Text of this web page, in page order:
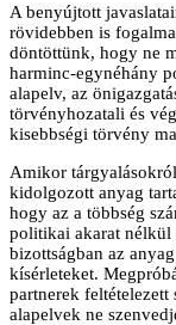
A benyújtott
rövidebben is
döntöttünk, hogy ne
harminc-egynéhány
alapelv, az
törvényhozatali és
kisebbségi törvény
Amikor
kidolgozott anyag
hogy az a többség
politikai akarat nélkül
bizottságban az
kísérleteket.
partnerek
alapelvek ne